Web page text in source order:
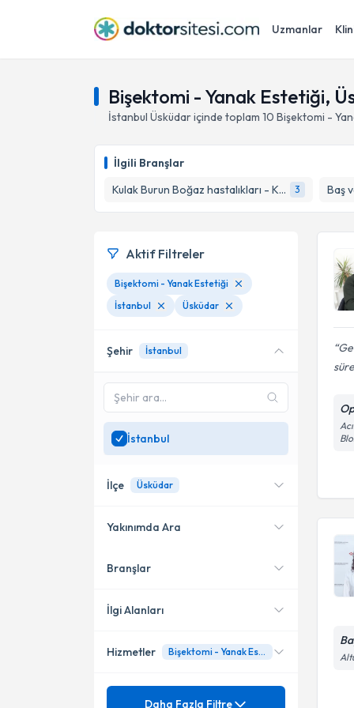
Uzmanlar
Bişektomi - Yanak Estetiği,
İstanbul Üsküdariçinde toplam 10 Bişektomi -
İlgili Branşlar
Kulak Burun Boğaz hastalıkları - KBB
3 Baş
Aktif Filtreler
Bişektomi - Yanak Estetiği
İstanbul
Üsküdar
Şehir İstanbul
İstanbul
İlçe Üsküdar
Üsküdar
Bağcılar
Yakınımda Ara
Konumuma yakın uzmanları
Branşlar
Kulak Burun Boğaz hastalıkları
Baş ve Boyun Cerrahisi
İlgi Alanları
Alerji
Hizmetler Bişektomi - Yanak Estetiği
Mezuniyet
Daha Fazla Filtre